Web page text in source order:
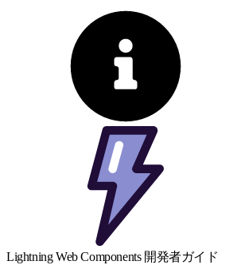
Lightning Web Components 開発者ガイド